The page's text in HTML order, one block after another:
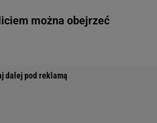
można obejrzeć